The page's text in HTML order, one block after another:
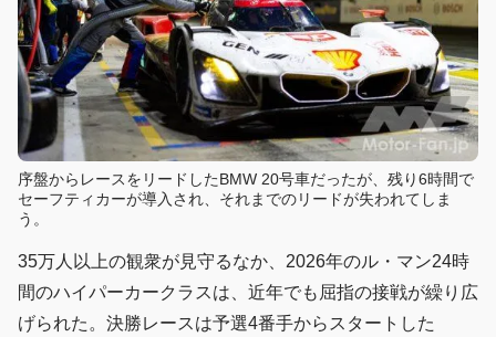
序盤からレースをリードしたBMW 20号車だったが、残り6時間で
セーフティカーが導入され、それまでのリードが失われてしま
う。
35万人以上の観衆が見守るなか、2026年のル・マン24時
間のハイパーカークラスは、近年でも屈指の接戦が繰り広
げられた。決勝レースは予選4番手からスタートした